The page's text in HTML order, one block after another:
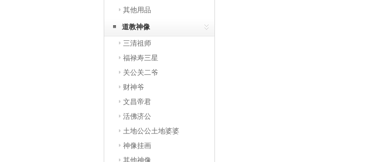
其他用品
道教神像
三清祖师
福禄寿三星
关公关二爷
财神爷
文昌帝君
活佛济公
土地公公土地婆婆
神像挂画
其他神像